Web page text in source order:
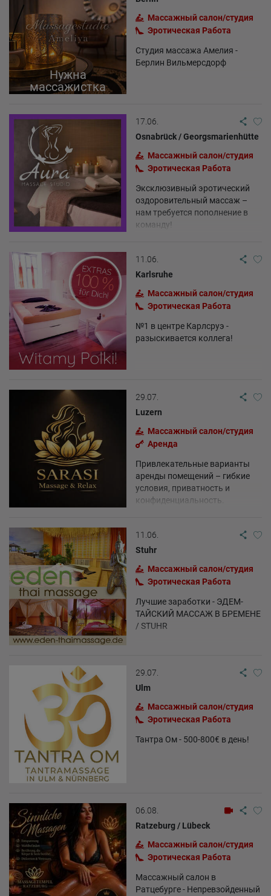
Нужна
массажистка
Массажный салон/студия
Эротическая Pабота
Студия массажа Амелия -
Берлин Вильмерсдорф
17.06.
Osnabrück / Georgsmarienhütte
Массажный салон/студия
Эротическая Pабота
Эксклюзивный эротический
оздоровительный массаж –
нам требуется пополнение в
команду!
11.06.
Karlsruhe
Массажный салон/студия
Эротическая Pабота
№1 в центре Карлсруэ -
разыскивается коллега!
29.07.
Luzern
Массажный салон/студия
Аренда
Привлекательные варианты
аренды помещений – гибкие
условия, приватность и
конфиденциальность.
11.06.
Stuhr
Массажный салон/студия
Эротическая Pабота
Лучшие заработки - ЭДЕМ-
ТАЙСКИЙ МАССАЖ В БРЕМЕНЕ
/ STUHR
29.07.
Ulm
Массажный салон/студия
Эротическая Pабота
Тантра Ом - 500-800€ в день!
06.08.
Ratzeburg / Lübeck
Массажный салон/студия
Эротическая Pабота
Массажный салон в
Ратцебурге - Непревзойденный